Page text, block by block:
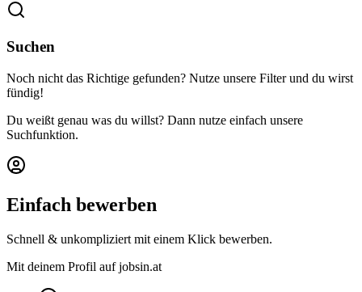
Suchen
Noch nicht das Richtige gefunden? Nutze unsere Filter und du wirst
fündig!
Du weißt genau was du willst? Dann nutze einfach unsere
Suchfunktion.
Einfach bewerben
Schnell & unkompliziert mit einem Klick bewerben.
Mit deinem Profil auf jobsin.at